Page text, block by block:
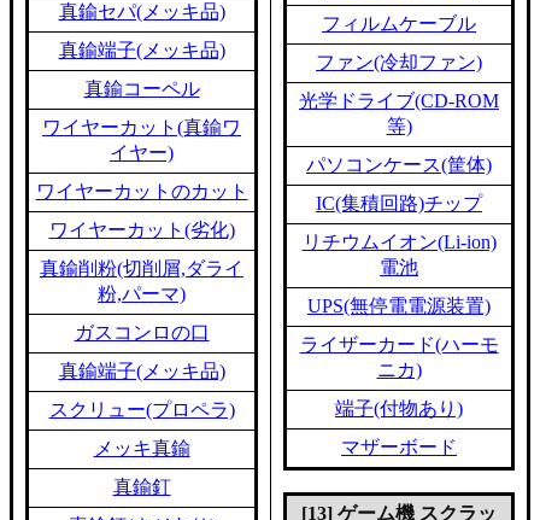
真鍮セパ(メッキ品)
真鍮端子(メッキ品)
真鍮コーペル
ワイヤーカット(真鍮ワ
イヤー)
ワイヤーカットのカット
ワイヤーカット(劣化)
真鍮削粉(切削屑,ダライ
粉,パーマ)
ガスコンロの口
真鍮端子(メッキ品)
スクリュー(プロペラ)
メッキ真鍮
真鍮釘
フィルムケーブル
ファン(冷却ファン)
光学ドライブ(CD-ROM
等)
パソコンケース(筐体)
IC(集積回路)チップ
リチウムイオン(Li-ion)
電池
UPS(無停電電源装置)
ライザーカード(ハーモ
ニカ)
端子(付物あり)
マザーボード
[13] ゲーム機 スクラッ